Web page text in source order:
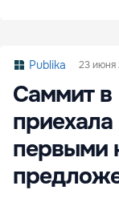
Publika 23 июня
Саммит в
первыми